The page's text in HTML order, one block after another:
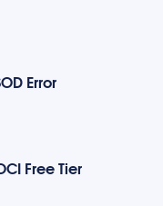
Error
Free Tier